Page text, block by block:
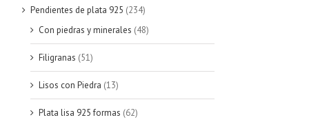
Pendientes de plata 925 (234)
Con piedras y minerales (48)
Filigranas (51)
Lisos con Piedra (13)
Plata lisa 925 formas (62)